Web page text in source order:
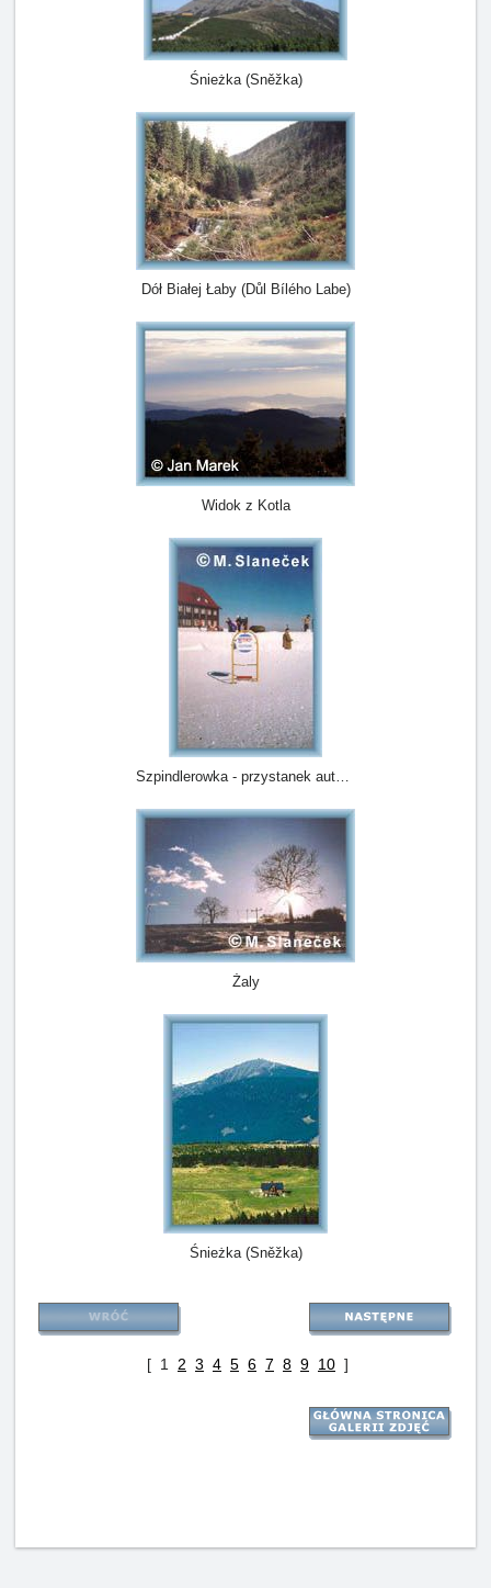
Śnieżka (Sněžka)
Dół Białej Łaby (Důl Bílého Labe)
Widok z Kotla
Szpindlerowka - przystanek autobusowy
Żaly
Śnieżka (Sněžka)
[ 1 2 3 4 5 6 7 8 9 10 ]